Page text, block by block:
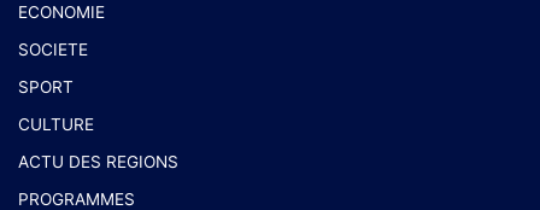
ECONOMIE
SOCIETE
SPORT
CULTURE
ACTU DES REGIONS
PROGRAMMES